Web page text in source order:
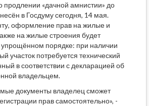
продлении «дачной амнистии» до
в Госдуму сегодня, 14 мая.
оформление прав на жилые и
на жилые строения будет
упрощённом порядке: при наличии
участок потребуется технический
в соответствии с декларацией об
владельцем.
документы владелец сможет
прав самостоятельно», -